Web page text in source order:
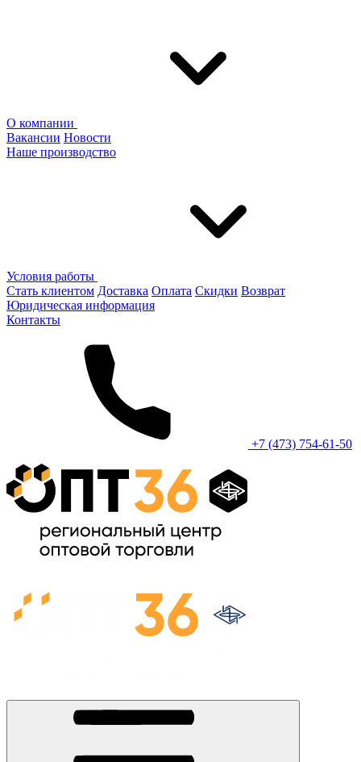
О компании
Вакансии Новости
Наше производство
Условия работы
Стать клиентом Доставка Оплата Скидки Возврат
Юридическая информация
Контакты
+7 (473) 754-61-50